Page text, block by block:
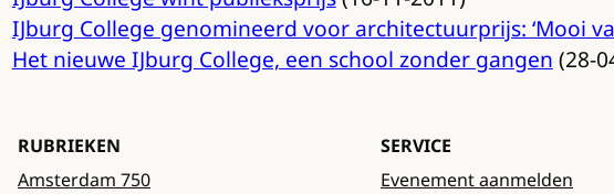
IJburg College genomineerd voor architectuurprijs: ‘Mooi
Het nieuwe IJburg College, een school zonder gangen (28-
RUBRIEKEN
Amsterdam 750
SERVICE
Evenement aanmelden